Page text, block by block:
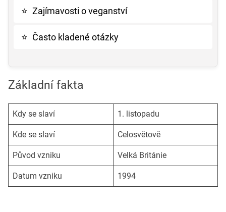
⭐ Zajímavosti o veganství
⭐ Často kladené otázky
Základní fakta
Kdy se slaví 1. listopadu
Kde se slaví Celosvětově
Původ vzniku Velká Británie
Datum vzniku 1994